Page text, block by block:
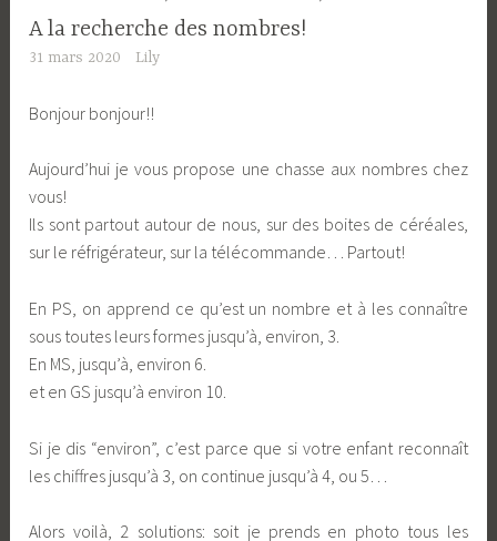
A la recherche des nombres!
31 mars 2020 Lily
Bonjour bonjour!!
Aujourd’hui je vous propose une chasse aux nombres chez
vous!
Ils sont partout autour de nous, sur des boites de céréales,
sur le réfrigérateur, sur la télécommande… Partout!
En PS, on apprend ce qu’est un nombre et à les connaître
sous toutes leurs formes jusqu’à, environ, 3.
En MS, jusqu’à, environ 6.
et en GS jusqu’à environ 10.
Si je dis “environ”, c’est parce que si votre enfant reconnaît
les chiffres jusqu’à 3, on continue jusqu’à 4, ou 5…
Alors voilà, 2 solutions: soit je prends en photo tous les